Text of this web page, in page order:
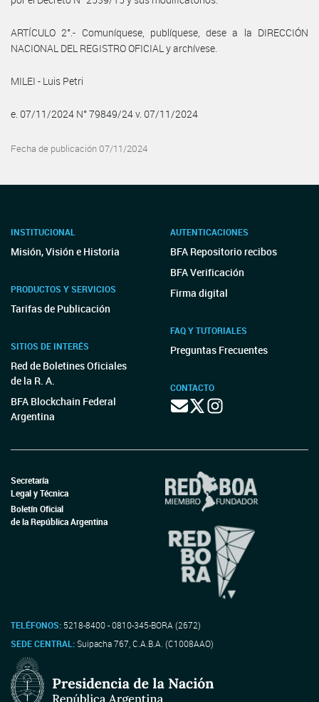
ARTÍCULO 2°.- Comuníquese, publíquese, dese a la DIRECCIÓN
NACIONAL DEL REGISTRO OFICIAL y archívese.
MILEI - Luis Petri
e. 07/11/2024 N° 79849/24 v. 07/11/2024
Fecha de publicación 07/11/2024
INSTITUCIONAL
Misión, Visión e Historia
PRODUCTOS Y SERVICIOS
Tarifas de Publicación
SITIOS DE INTERÉS
Red de Boletines Oficiales
de la R. A.
BFA Blockchain Federal
Argentina
AUTENTICACIONES
BFA Repositorio recibos
BFA Verificación
Firma digital
FAQ Y TUTORIALES
Preguntas Frecuentes
CONTACTO
Secretaría
Legal y Técnica
Boletín Oficial
de la República Argentina
TELÉFONOS: 5218-8400 - 0810-345-BORA (2672)
SEDE CENTRAL:Suipacha 767, C.A.B.A. (C1008AAO)